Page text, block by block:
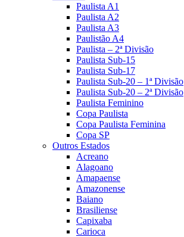
Paulista A1
Paulista A2
Paulista A3
Paulistão A4
Paulista – 2ª Divisão
Paulista Sub-15
Paulista Sub-17
Paulista Sub-20 – 1ª Divisão
Paulista Sub-20 – 2ª Divisão
Paulista Feminino
Copa Paulista
Copa Paulista Feminina
Copa SP
Outros Estados
Acreano
Alagoano
Amapaense
Amazonense
Baiano
Brasiliense
Capixaba
Carioca